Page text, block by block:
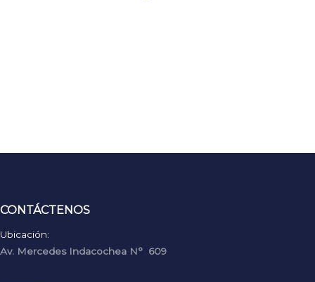
CONTÁCTENOS
Ubicación:
Av. Mercedes Indacochea N° 609